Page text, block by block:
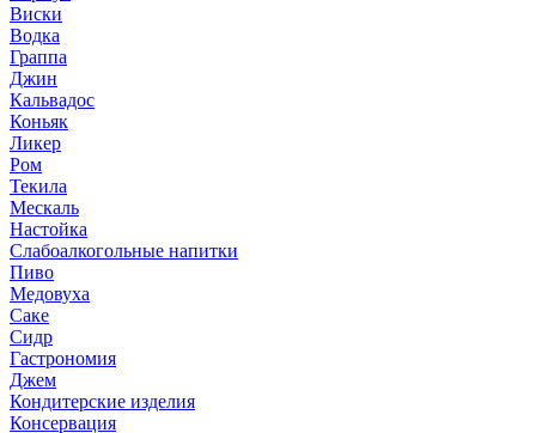
Виски
Водка
Граппа
Джин
Кальвадос
Коньяк
Ликер
Ром
Текила
Мескаль
Настойка
Слабоалкогольные напитки
Пиво
Медовуха
Саке
Сидр
Гастрономия
Джем
Кондитерские изделия
Консервация